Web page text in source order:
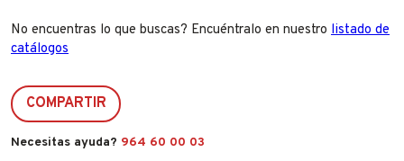
No encuentras lo que buscas? Encuéntralo en nuestro listado de
catálogos
COMPARTIR
Necesitas ayuda? 964 60 00 03